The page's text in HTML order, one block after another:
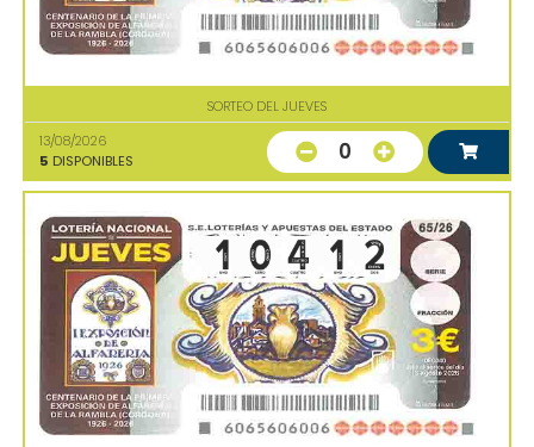
SORTEO DEL JUEVES
13/08/2026
5 DISPONIBLES 0